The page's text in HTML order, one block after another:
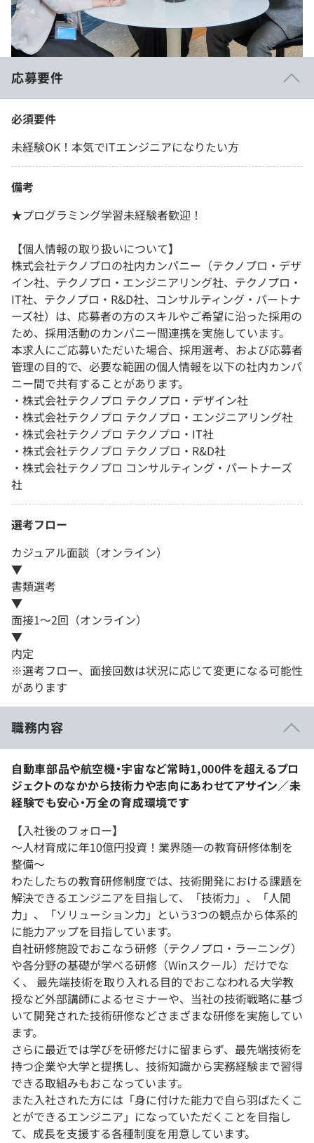
応募要件
必須要件
未経験OK！本気でITエンジニアになりたい方
備考
★プログラミング学習未経験者歓迎！
【個人情報の取り扱いについて】
株式会社テクノプロの社内カンパニー（テクノプロ・デザ
イン社、テクノプロ・エンジニアリング社、テクノプロ・
IT社、テクノプロ・R&D社、コンサルティング・パートナ
ーズ社）は、応募者の方のスキルやご希望に沿った採用の
ため、採用活動のカンパニー間連携を実施しています。
本求人にご応募いただいた場合、採用選考、および応募者
管理の目的で、必要な範囲の個人情報を以下の社内カンパ
ニー間で共有することがあります。
・株式会社テクノプロ テクノプロ・デザイン社
・株式会社テクノプロ テクノプロ・エンジニアリング社
・株式会社テクノプロ テクノプロ・IT社
・株式会社テクノプロ テクノプロ・R&D社
・株式会社テクノプロ コンサルティング・パートナーズ
社
選考フロー
カジュアル面談（オンライン）
▼
書類選考
▼
面接1～2回（オンライン）
▼
内定
※選考フロー、面接回数は状況に応じて変更になる可能性
があります
職務内容
自動車部品や航空機・宇宙など常時1,000件を超えるプロ
ジェクトのなかから技術力や志向にあわせてアサイン／未
経験でも安心・万全の育成環境です
【入社後のフォロー】
〜人材育成に年10億円投資！業界随一の教育研修体制を
整備〜
わたしたちの教育研修制度では、技術開発における課題を
解決できるエンジニアを目指して、「技術力」、「人間
力」、「ソリューション力」という3つの観点から体系的
に能力アップを目指しています。
自社研修施設でおこなう研修（テクノプロ・ラーニング）
や各分野の基礎が学べる研修（Winスクール）だけでな
く、 最先端技術を取り入れる目的でおこなわれる大学教
授など外部講師によるセミナーや、当社の技術戦略に基づ
いて開発された技術研修などさまざまな研修を実施してい
ます。
さらに最近では学びを研修だけに留まらず、最先端技術を
持つ企業や大学と提携し、技術知識から実務経験まで習得
できる取組みもおこなっています。
また入社された方には「身に付けた能力で自ら羽ばたくこ
とができるエンジニア」になっていただくことを目指し
て、成長を支援する各種制度を用意しています。